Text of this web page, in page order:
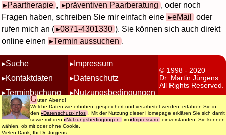
Paartherapie , präventiven Paarberatung , oder noch
Fragen haben, schreiben Sie mir einfach eine
eMail
oder
rufen mich an (
0871-4301330 ). Sie können sich auch direkt
online einen
Termin aussuchen .
Suche
Kontaktdaten
Terminbuchung
Impressum
Datenschutz
Nutzungsbedingungen
© 1998 - 2020
Dr. Martin Jürgens
All Rights Reserved.
Guten Abend!
Welche Daten wie erhoben, gespeichert und verarbeitet werden, erfahren Sie in
den Datenschutz-Infos
. Mit der Nutzung dieser Homepage erklären Sie sich damit
sowie mit den Nutzungsbedingungen im Impressum
einverstanden. Sie können
wählen, ob mit oder ohne Cookie.
Vielen Dank, Ihr Dr. Jürgens